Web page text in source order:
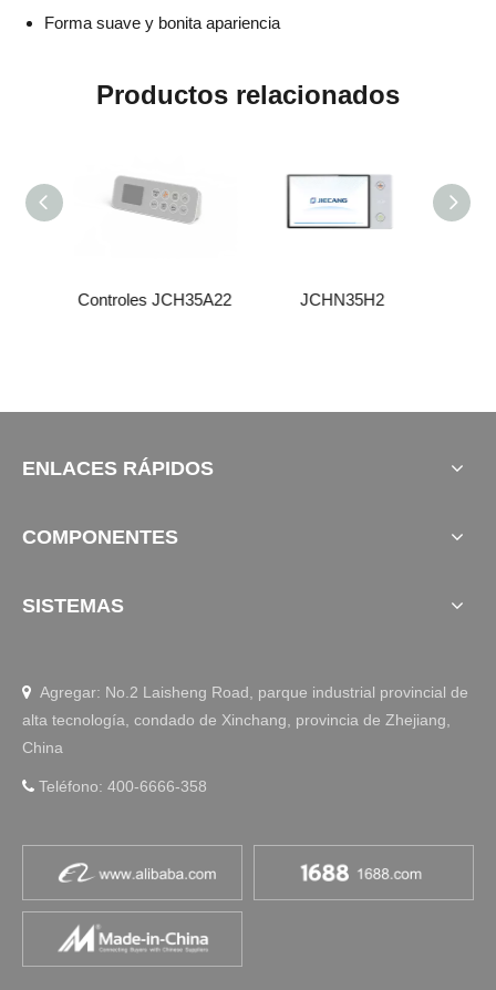
Forma suave y bonita apariencia
Productos relacionados
Controles JCH35A22 JCHN35H2
ENLACES RÁPIDOS
COMPONENTES
SISTEMAS
 Agregar: No.2 Laisheng Road, parque industrial provincial de
alta tecnología, condado de Xinchang, provincia de Zhejiang,
China
 Teléfono: 400-6666-358